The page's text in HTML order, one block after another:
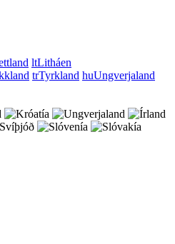
ltLitháen
trTyrkland huUngverjaland